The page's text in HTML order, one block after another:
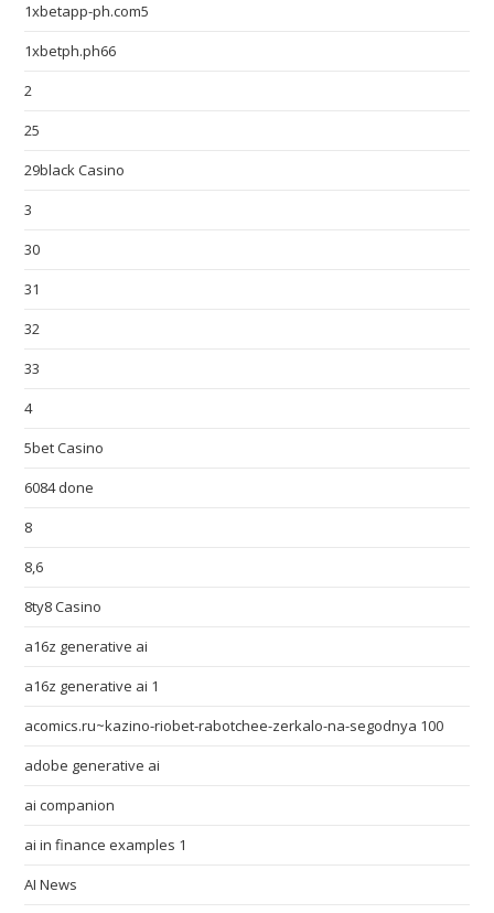
1xbetapp-ph.com5
1xbetph.ph66
2
25
29black Casino
3
30
31
32
33
4
5bet Casino
6084 done
8
8,6
8ty8 Casino
a16z generative ai
a16z generative ai 1
acomics.ru~kazino-riobet-rabotchee-zerkalo-na-segodnya 100
adobe generative ai
ai companion
ai in finance examples 1
AI News